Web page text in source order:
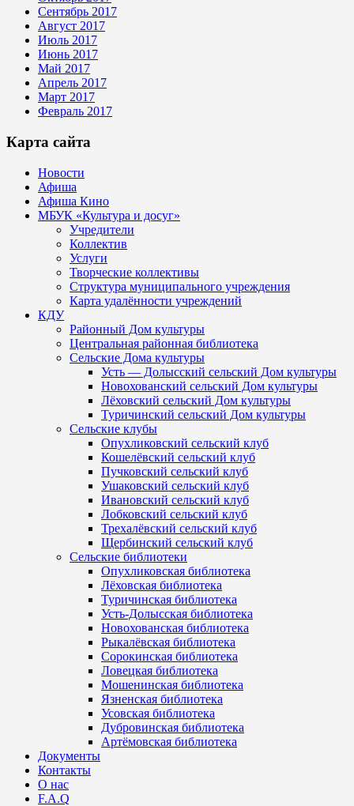
Сентябрь 2017
Август 2017
Июль 2017
Июнь 2017
Май 2017
Апрель 2017
Март 2017
Февраль 2017
Карта сайта
Новости
Афиша
Афиша Кино
МБУК «Культура и досуг»
Учредители
Коллектив
Услуги
Творческие коллективы
Структура муниципального учреждения
Карта удалённости учреждений
КДУ
Районный Дом культуры
Центральная районная библиотека
Сельские Дома культуры
Усть — Долысский сельский Дом культуры
Новохованский сельский Дом культуры
Лёховский сельский Дом культуры
Туричинский сельский Дом культуры
Сельские клубы
Опухликовский сельский клуб
Кошелёвский сельский клуб
Пучковский сельский клуб
Ушаковский сельский клуб
Ивановский сельский клуб
Лобковский сельский клуб
Трехалёвский сельский клуб
Щербинский сельский клуб
Сельские библиотеки
Опухликовская библиотека
Лёховская библиотека
Туричинская библиотека
Усть-Долысская библиотека
Новохованская библиотека
Рыкалёвская библиотека
Сорокинская библиотека
Ловецкая библиотека
Мошенинская библиотека
Язненская библиотека
Усовская библиотека
Дубровинская библиотека
Артёмовская библиотека
Документы
Контакты
О нас
F.A.Q